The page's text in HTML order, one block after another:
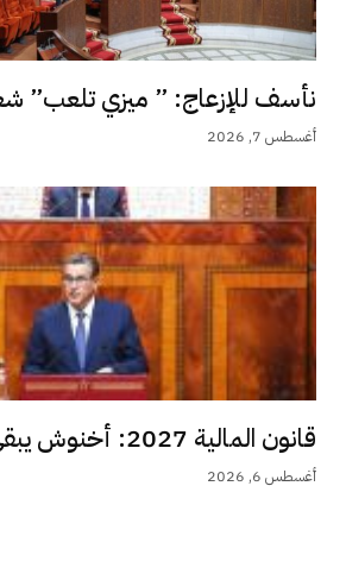
نأسف للإزعاج: ” ميزي تلعب”
أغسطس 7, 2026
قانون المالية 2027: أخنوش يبقي على دعم...
أغسطس 6, 2026